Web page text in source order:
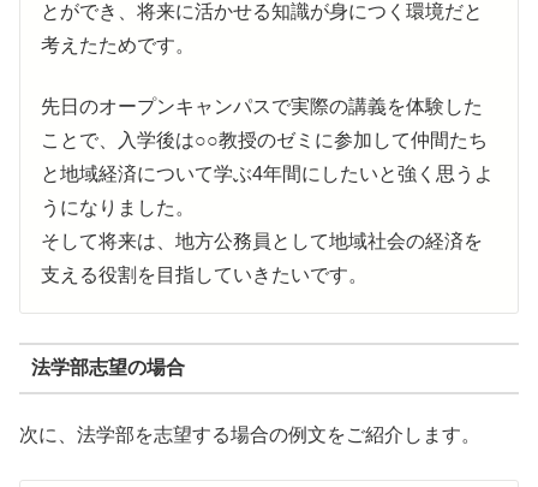
とができ、将来に活かせる知識が身につく環境だと
考えたためです。
先日のオープンキャンパスで実際の講義を体験した
ことで、入学後は○○教授のゼミに参加して仲間たち
と地域経済について学ぶ4年間にしたいと強く思うよ
うになりました。
そして将来は、地方公務員として地域社会の経済を
支える役割を目指していきたいです。
法学部志望の場合
次に、法学部を志望する場合の例文をご紹介します。